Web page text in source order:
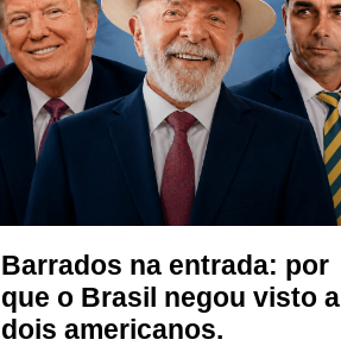
Barrados na entrada: por
que o Brasil negou visto a
dois americanos.